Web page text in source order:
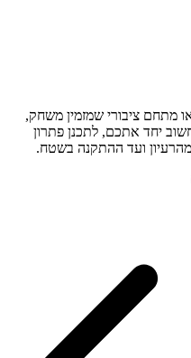
מתחם ציבורי שמזמין משחק,
יחד אתכם, לתכנן פתרון
ועד ההתקנה בשטח.